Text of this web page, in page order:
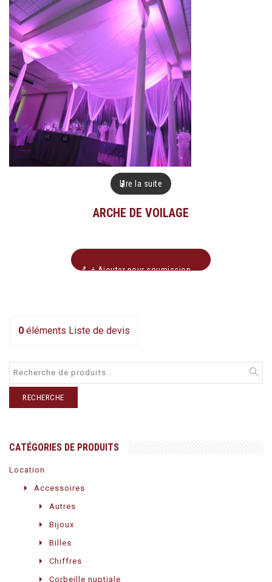
Lire la suite
ARCHE DE VOILAGE
+ Ajouter pour soumission
0 éléments Liste de devis
RECHERCHE
CATÉGORIES DE PRODUITS
Location
Accessoires
Autres
Bijoux
Billes
Chiffres
Corbeille nuptiale